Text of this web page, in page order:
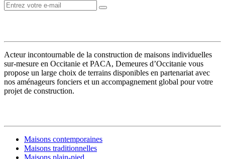
Acteur incontournable de la construction de maisons individuelles
sur-mesure en Occitanie et PACA, Demeures d’Occitanie vous
propose un large choix de terrains disponibles en partenariat avec
nos aménageurs fonciers et un accompagnement global pour votre
projet de construction.
Maisons contemporaines
Maisons traditionnelles